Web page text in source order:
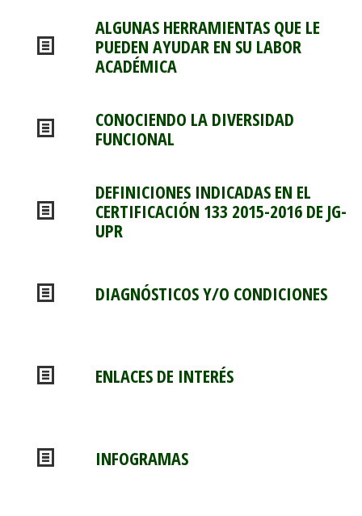
ALGUNAS HERRAMIENTAS QUE LE
PUEDEN AYUDAR EN SU LABOR
ACADÉMICA
CONOCIENDO LA DIVERSIDAD
FUNCIONAL
DEFINICIONES INDICADAS EN EL
CERTIFICACIÓN 133 2015-2016 DE JG-
UPR
DIAGNÓSTICOS Y/O CONDICIONES
ENLACES DE INTERÉS
INFOGRAMAS